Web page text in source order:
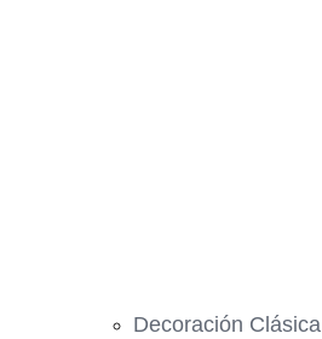
Decoración Clásica